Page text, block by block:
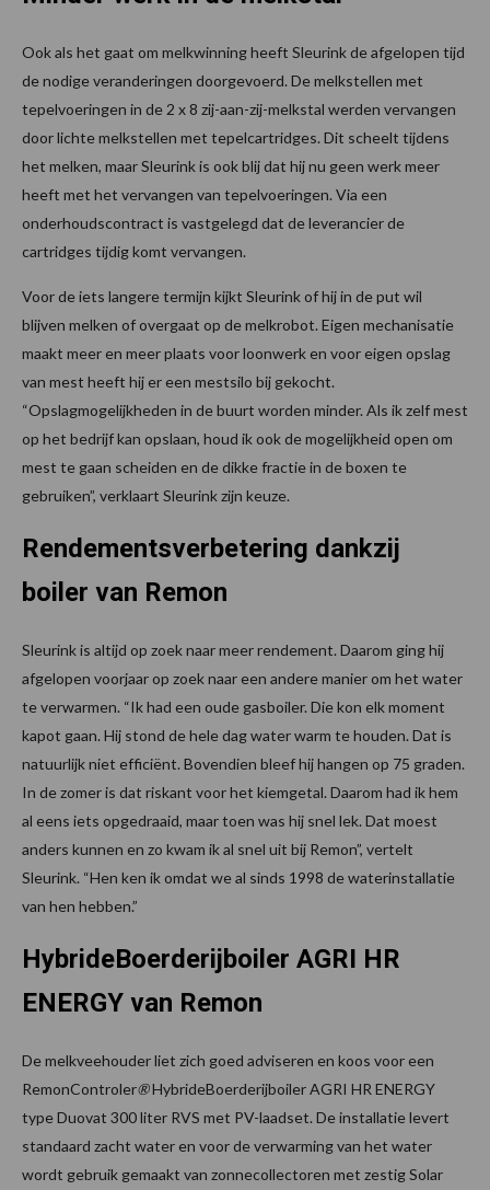
Ook als het gaat om melkwinning heeft Sleurink de afgelopen tijd
de nodige veranderingen doorgevoerd. De melkstellen met
tepelvoeringen in de 2 x 8 zij-aan-zij-melkstal werden vervangen
door lichte melkstellen met tepelcartridges. Dit scheelt tijdens
het melken, maar Sleurink is ook blij dat hij nu geen werk meer
heeft met het vervangen van tepelvoeringen. Via een
onderhoudscontract is vastgelegd dat de leverancier de
cartridges tijdig komt vervangen.
Voor de iets langere termijn kijkt Sleurink of hij in de put wil
blijven melken of overgaat op de melkrobot. Eigen mechanisatie
maakt meer en meer plaats voor loonwerk en voor eigen opslag
van mest heeft hij er een mestsilo bij gekocht.
“Opslagmogelijkheden in de buurt worden minder. Als ik zelf mest
op het bedrijf kan opslaan, houd ik ook de mogelijkheid open om
mest te gaan scheiden en de dikke fractie in de boxen te
gebruiken”, verklaart Sleurink zijn keuze.
Rendementsverbetering dankzij
boiler van Remon
Sleurink is altijd op zoek naar meer rendement. Daarom ging hij
afgelopen voorjaar op zoek naar een andere manier om het water
te verwarmen. “Ik had een oude gasboiler. Die kon elk moment
kapot gaan. Hij stond de hele dag water warm te houden. Dat is
natuurlijk niet efficiënt. Bovendien bleef hij hangen op 75 graden.
In de zomer is dat riskant voor het kiemgetal. Daarom had ik hem
al eens iets opgedraaid, maar toen was hij snel lek. Dat moest
anders kunnen en zo kwam ik al snel uit bij Remon”, vertelt
Sleurink. “Hen ken ik omdat we al sinds 1998 de waterinstallatie
van hen hebben.”
HybrideBoerderijboiler AGRI HR
ENERGY van Remon
De melkveehouder liet zich goed adviseren en koos voor een
RemonControler®HybrideBoerderijboiler AGRI HR ENERGY
type Duovat 300 liter RVS met PV-laadset. De installatie levert
standaard zacht water en voor de verwarming van het water
wordt gebruik gemaakt van zonnecollectoren met zestig Solar